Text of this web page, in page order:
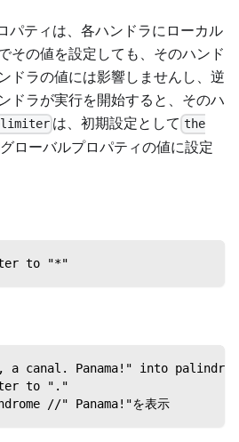
パティは、各ハンドラにローカル
その値を設定しても、そのハンド
ドラの値には影響しませんし、逆
ドラが実行を開始すると、そのハ
は、初期設定として the
グローバルプロパティの値に設定
to "*"
a canal. Panama!" into
to "."
//" Panama!"を表示